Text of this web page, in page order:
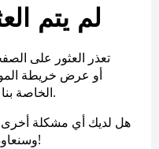
لم يتم
تعذر العثور على
الخاصة بنا لمساعدتك في العثور على ما تريد.
هل لديك أي مشكلة أخرى؟
وسنعاود التواصل معك. شكرًا على صبرك!